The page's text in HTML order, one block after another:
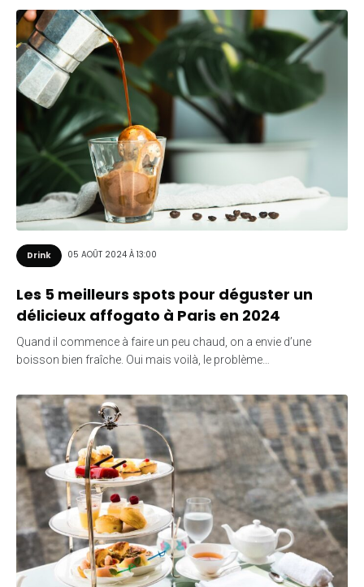
Drink 05 AOÛT 2024 À 13:00
Les 5 meilleurs spots pour déguster un
délicieux affogato à Paris en 2024
Quand il commence à faire un peu chaud, on a envie d’une
boisson bien fraîche. Oui mais voilà, le problème…